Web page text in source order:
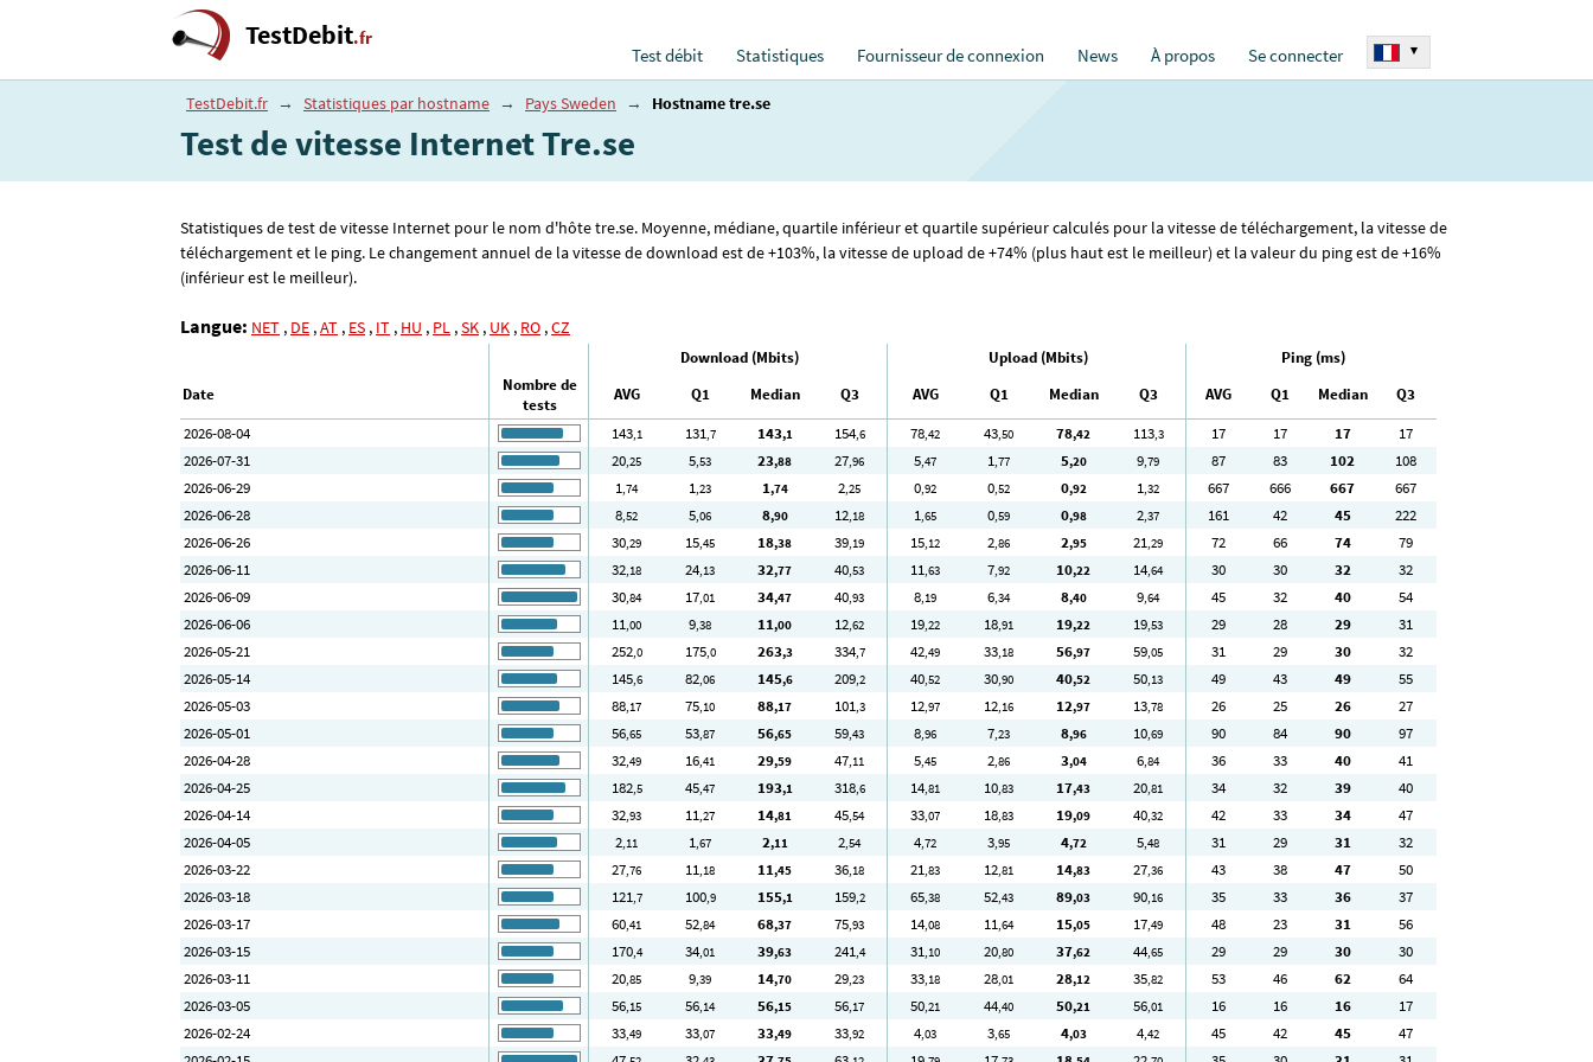
TestDebit.fr
Test débit Statistiques Fournisseur de connexion News À propos Se connecter ▾
TestDebit.fr → Statistiques par hostname → Pays Sweden → Hostname tre.se
Test de vitesse Internet Tre.se
Statistiques de test de vitesse Internet pour le nom d'hôte tre.se. Moyenne, médiane, quartile inférieur et quartile supérieur calculés pour la vitesse de téléchargement, la vitesse de
téléchargement et le ping. Le changement annuel de la vitesse de download est de +103%, la vitesse de upload de +74% (plus haut est le meilleur) et la valeur du ping est de +16%
(inférieur est le meilleur).
Langue: NET , DE ,AT , ES , IT , HU , PL ,SK , UK , RO ,CZ
Download (Mbits) Upload (Mbits)
Ping (ms)
Date
Nombre de
tests
AVG Q1 Median Q3 AVG Q1 Median Q3 AVG Q1 Median
Q3
2026-08-04
143,1 131,7 143,1 154,6 78,42 43,50 78,42 113,3 17 17 17
17
2026-07-31
20,25 5,53 23,88 27,96 5,47 1,77 5,20 9,79 87 83 102
108
2026-06-29
1,74 1,23 1,74 2,25 0,92 0,52 0,92 1,32 667 666 667
667
2026-06-28
8,52 5,06 8,90 12,18 1,65 0,59 0,98 2,37 161 42 45
222
2026-06-26
30,29 15,45 18,38 39,19 15,12 2,86 2,95 21,29 72 66 74
79
2026-06-11
32,18 24,13 32,77 40,53 11,63 7,92 10,22 14,64 30 30 32
32
2026-06-09
30,84 17,01 34,47 40,93 8,19 6,34 8,40 9,64 45 32 40
54
2026-06-06
11,00 9,38 11,00 12,62 19,22 18,91 19,22 19,53 29 28 29
31
2026-05-21
252,0 175,0 263,3 334,7 42,49 33,18 56,97 59,05 31 29 30
32
2026-05-14
145,6 82,06 145,6 209,2 40,52 30,90 40,52 50,13 49 43 49
55
2026-05-03
88,17 75,10 88,17 101,3 12,97 12,16 12,97 13,78 26 25 26
27
2026-05-01
56,65 53,87 56,65 59,43 8,96 7,23 8,96 10,69 90 84 90
97
2026-04-28
32,49 16,41 29,59 47,11 5,45 2,86 3,04 6,84 36 33 40
41
2026-04-25
182,5 45,47 193,1 318,6 14,81 10,83 17,43 20,81 34 32 39
40
2026-04-14
32,93 11,27 14,81 45,54 33,07 18,83 19,09 40,32 42 33 34
47
2026-04-05
2,11 1,67 2,11 2,54 4,72 3,95 4,72 5,48 31 29 31
32
2026-03-22
27,76 11,18 11,45 36,18 21,83 12,81 14,83 27,36 43 38 47
50
2026-03-18
121,7 100,9 155,1 159,2 65,38 52,43 89,03 90,16 35 33 36
37
2026-03-17
60,41 52,84 68,37 75,93 14,08 11,64 15,05 17,49 48 23 31
56
2026-03-15
170,4 34,01 39,63 241,4 31,10 20,80 37,62 44,65 29 29 30
30
2026-03-11
20,85 9,39 14,70 29,23 33,18 28,01 28,12 35,82 53 46 62
64
2026-03-05
56,15 56,14 56,15 56,17 50,21 44,40 50,21 56,01 16 16 16
17
2026-02-24
33,49 33,07 33,49 33,92 4,03 3,65 4,03 4,42 45 42 45
47